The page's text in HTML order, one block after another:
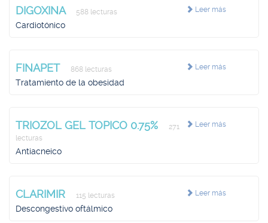
Leer más
DIGOXINA 588 lecturas
Cardiotónico
Leer más
FINAPET 868 lecturas
Tratamiento de la obesidad
Leer más
TRIOZOL GEL TOPICO 0.75%
271
lecturas
Antiacneico
Leer más
CLARIMIR 115 lecturas
Descongestivo oftálmico